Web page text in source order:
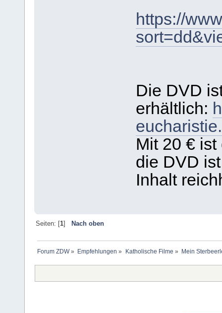
https://
Die DVD
erhältlich:
Mit 20 €
die DVD
Inhalt
Seiten: [1] Nach oben
Forum ZDW» Empfehlungen » Katholische Filme » Mein